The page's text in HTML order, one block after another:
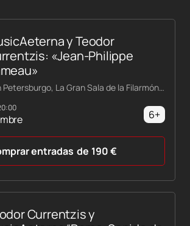
y Teodor
«Jean-Philippe
San Petersburgo, La Gran Sala de la Filarmónica Shostakóvich
6+
entradas de 190€
Currentzis y